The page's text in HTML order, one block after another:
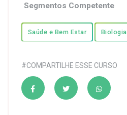
Segmentos Competente
Saúde e Bem Estar Biologia
#COMPARTILHE ESSE CURSO